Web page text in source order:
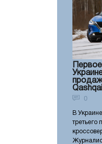
Qashqai
0
В
третьего